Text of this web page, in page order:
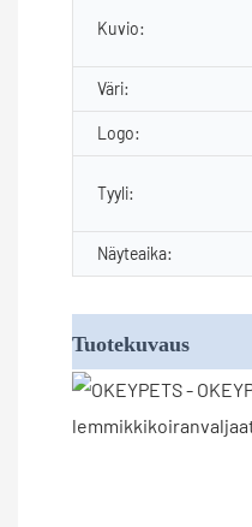
Kuvio:
Väri:
Logo:
Tyyli:
Näyteaika:
Tuotekuvaus